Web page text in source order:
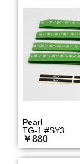
Pearl
TG-1 #SY3
￥880